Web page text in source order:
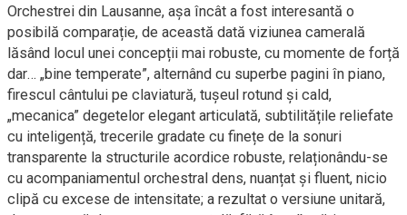
Orchestrei din Lausanne, așa încât a fost interesantă o
posibilă comparație, de această dată viziunea camerală
lăsând locul unei concepții mai robuste, cu momente de forță
dar… „bine temperate”, alternând cu superbe pagini în piano,
firescul cântului pe claviatură, tușeul rotund și cald,
„mecanica” degetelor elegant articulată, subtilitățile reliefate
cu inteligență, trecerile gradate cu finețe de la sonuri
transparente la structurile acordice robuste, relaționându-se
cu acompaniamentul orchestral dens, nuanțat și fluent, nicio
clipă cu excese de intensitate; a rezultat o versiune unitară,